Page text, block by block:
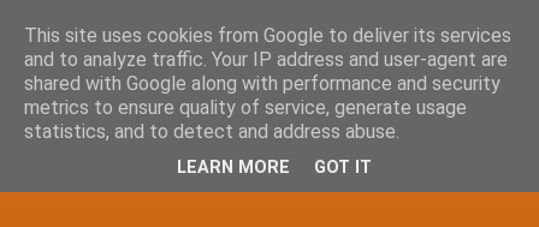
This site uses cookies from Google to deliver its services
and to analyze traffic. Your IP address and user-agent are
shared with Google along with performance and security
metrics to ensure quality of service, generate usage
statistics, and to detect and address abuse.
LEARN MORE GOT IT